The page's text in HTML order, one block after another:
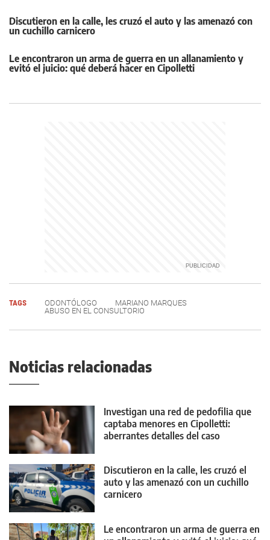
Discutieron en la calle, les cruzó el auto y las amenazó con
un cuchillo carnicero
Le encontraron un arma de guerra en un allanamiento y
evitó el juicio: qué deberá hacer en Cipolletti
TAGS ODONTÓLOGO
MARIANO MARQUES
ABUSO EN EL CONSULTORIO
Noticias relacionadas
Investigan una red de pedofilia que
captaba menores en Cipolletti:
aberrantes detalles del caso
Discutieron en la calle, les cruzó el
auto y las amenazó con un cuchillo
carnicero
Le encontraron un arma de guerra en